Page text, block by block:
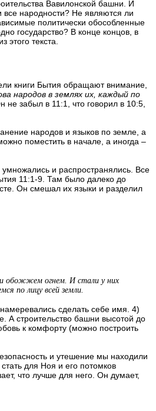
Вавилонской башни
И
все народности? Не являются ли
политически обособленные
государство? В конце концов в
текста.
книги Бытия обращают внимание,
народов в землях их, каждый по
не забыл в 11:1, что говорил в 10:5,
народов и языков по земле, а
поместить в начале, а иногда –
и распространялись. Все
11:1-9. Там было далеко до
Он смешал их языки и разделил
и обожжем огнем. И стали у них
по лицу всей земли.
сделать себе имя. 4)
А строительство башни высотой до
к комфорту (можно построить
и утешение мы находили
для Ноя и его потомков
что лучше для него. Он думает,